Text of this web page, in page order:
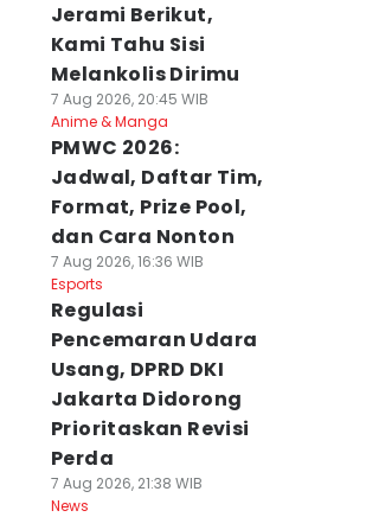
Jerami Berikut,
Kami Tahu Sisi
Melankolis Dirimu
7 Aug 2026, 20:45 WIB
Anime & Manga
PMWC 2026:
Jadwal, Daftar Tim,
Format, Prize Pool,
dan Cara Nonton
7 Aug 2026, 16:36 WIB
Esports
Regulasi
Pencemaran Udara
Usang, DPRD DKI
Jakarta Didorong
Prioritaskan Revisi
Perda
7 Aug 2026, 21:38 WIB
News